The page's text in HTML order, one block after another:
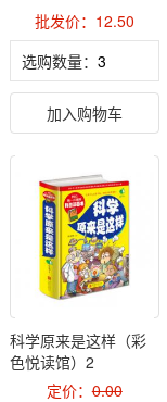
批发价：12.50
选购数量：
加入购物车
科学原来是这样（彩
色悦读馆）2
定价：0.00